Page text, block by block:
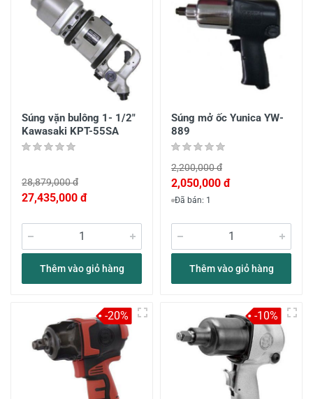
Súng vặn bulông 1- 1/2"
Kawasaki KPT-55SA
28,879,000 đ
27,435,000 đ
Thêm vào giỏ hàng
Súng mở ốc Yunica YW-
889
2,200,000 đ
2,050,000 đ
Đã bán: 1
Thêm vào giỏ hàng
-20% -10%